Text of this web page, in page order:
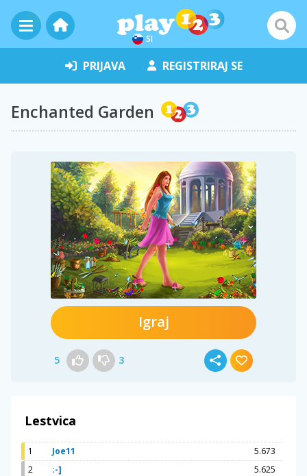
SI
PRIJAVA REGISTRIRAJ SE
Enchanted Garden
Igraj
5 3
Lestvica
1 Joe11
5.673
2
:-]
5.625